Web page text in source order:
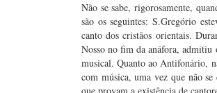
Não se sabe, rigorosamente,
são os seguintes: S.Gregório
canto dos cristãos orientais.
Nosso no fim da anáfora, admitiu
musical. Quanto ao Antifonário,
com música, uma vez que não